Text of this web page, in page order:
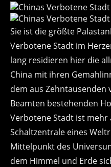
Sie ist die größte
Verbotene Stadt im
lang residieren hier die
China mit ihren
dem aus Zehntausenden
Beamten bestehenden
Verbotene Stadt ist mehr
Schaltzentrale eines
Mittelpunkt des
dem Himmel und Erde